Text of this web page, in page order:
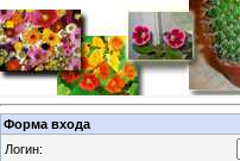
Форма входа
Логин: